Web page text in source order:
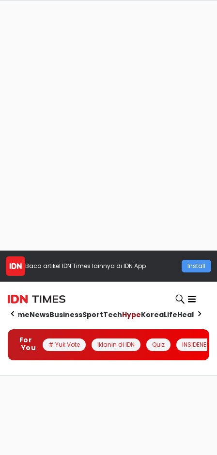
Baca artikel IDN Times lainnya di IDN App Install
HomeNewsBusinessSportTechHypeKoreaLifeHealth
For
You
# Yuk Vote Iklanin di IDN Quiz INSIDENESIA